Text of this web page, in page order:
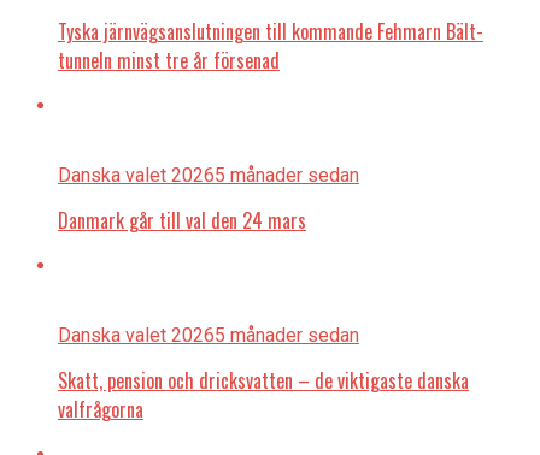
Tyska järnvägsanslutningen till kommande Fehmarn Bält-
tunneln minst tre år försenad
Danska valet 20265 månader sedan
Danmark går till val den 24 mars
Danska valet 20265 månader sedan
Skatt, pension och dricksvatten – de viktigaste danska
valfrågorna